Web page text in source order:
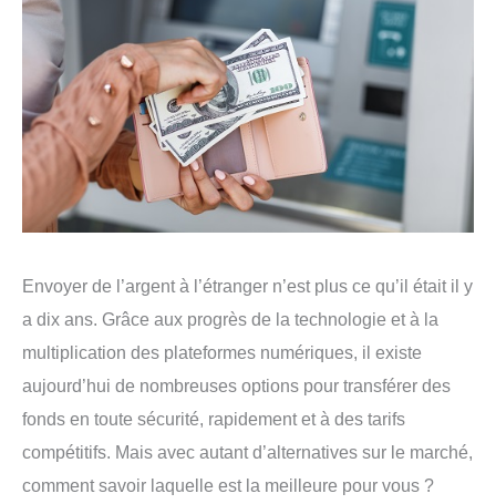
Envoyer de l’argent à l’étranger n’est plus ce qu’il était il y
a dix ans. Grâce aux progrès de la technologie et à la
multiplication des plateformes numériques, il existe
aujourd’hui de nombreuses options pour transférer des
fonds en toute sécurité, rapidement et à des tarifs
compétitifs. Mais avec autant d’alternatives sur le marché,
comment savoir laquelle est la meilleure pour vous ?